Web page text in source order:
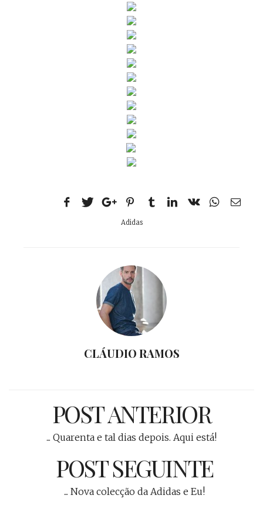
Adidas
CLÁUDIO RAMOS
POST ANTERIOR
... Quarenta e tal dias depois. Aqui está!
POST SEGUINTE
... Nova colecção da Adidas e Eu!